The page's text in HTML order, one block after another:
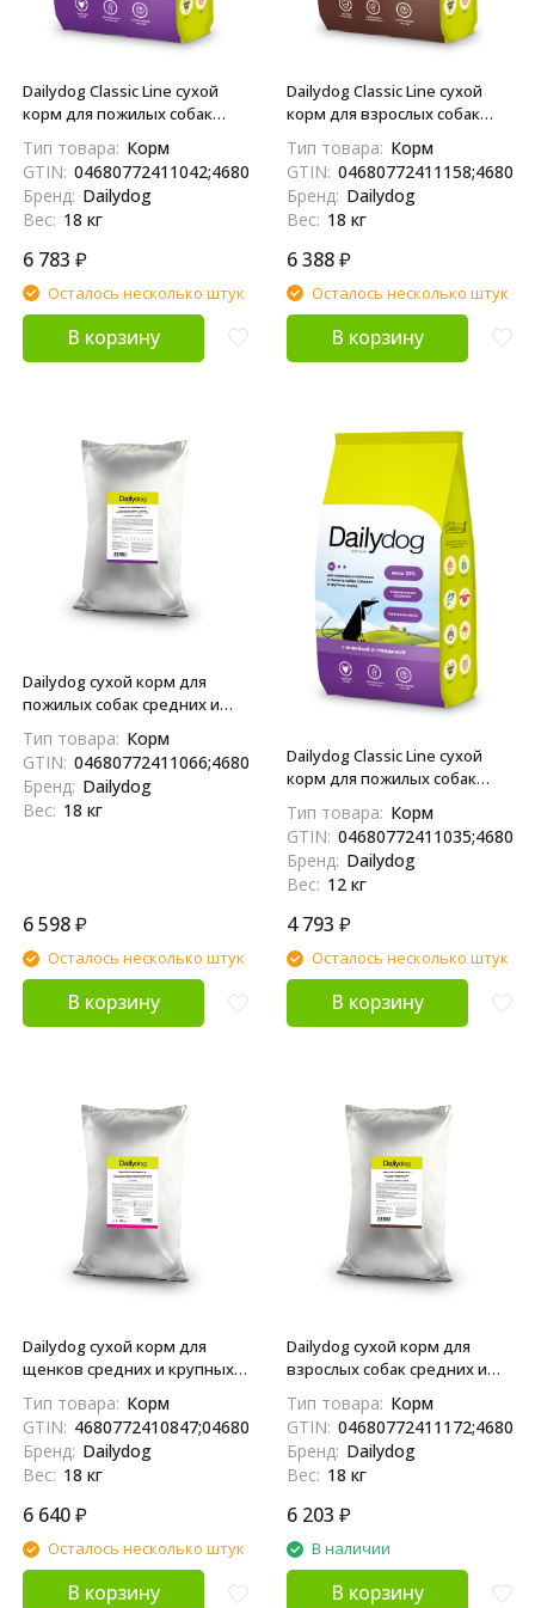
Dailydog Classic Line сухой
корм для пожилых собак
собак, склонных к полноте, с
индейкой и говядиной - 18 кг
Тип товара: Корм
GTIN: 04680772411042;4680772411042
Бренд: Dailydog
Вес: 18 кг
6 783 ₽
Осталось несколько штук
В корзину
Dailydog Classic Line сухой
корм для взрослых собак
индейкой, говядиной и
рыбой - 18 кг
Тип товара: Корм
GTIN:
Бренд: Dailydog
Вес: 18 кг
6 388₽
Осталось несколько штук
В корзину
Dailydog сухой корм для
пожилых собак средних и
склонных к полноте, с
индейкой и говядиной - 18 кг
Тип товара: Корм
GTIN: 04680772411066;4680772411066
Бренд: Dailydog
Вес: 18 кг
6 598₽
Осталось несколько штук
В корзину
Dailydog Classic Line сухой
корм для пожилых собак
собак, склонных к полноте, с
индейкой и говядиной - 12 кг
Тип товара: Корм
GTIN:
Бренд: Dailydog
Вес: 12 кг
4 793 ₽
Осталось несколько штук
В корзину
Dailydog сухой корм для
щенков средних и крупных
Тип товара: Корм
GTIN: 4680772410847;04680772410847
Бренд: Dailydog
Вес: 18 кг
6 640₽
Осталось несколько штук
В корзину
Dailydog сухой корм для
взрослых собак средних и
говядиной и рыбой - 18 кг
Тип товара: Корм
GTIN:
Бренд: Dailydog
Вес: 18 кг
6 203 ₽
В наличии
В корзину